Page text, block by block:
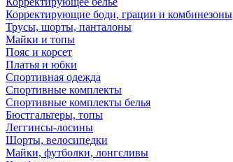
Корректирующие боди, грации и комбинезоны
Трусы, шорты, панталоны
Майки и топы
Пояс и корсет
Платья и юбки
Спортивная одежда
Спортивные комплекты
Спортивные комплекты белья
Бюстгальтеры, топы
Леггинсы-лосины
Шорты, велосипедки
Майки, футболки, лонгсливы